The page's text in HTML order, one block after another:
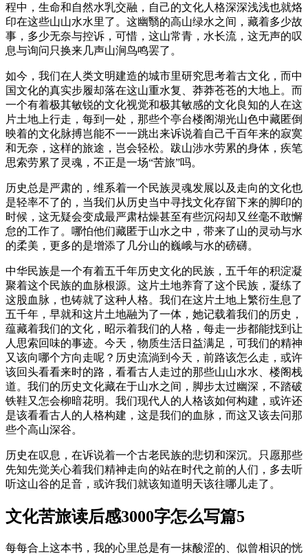
程中，生命和自然水乳交融，自己的文化人格深深浅浅也就烙
印在这些山山水水里了。这幽翳的高山绿水之间，藏着多少故
事，多少无奈与控诉，可惜，这山常青，水长流，这无声的叹
息与询问只换来几声山涧鸟鸣罢了。
如今，我们在人类文明建造的城市里研究思考着古文化，而中
国文化的真实步履却落在这山重水复、莽莽苍苍的大地上。而
一个有着极其敏锐的文化视觉和极其敏感的文化良知的人在这
片土地上行走，每到一处，那些个亭台楼阁湖光山色中藏匿倒
映着的文化脉搏岂能不一一跳出来诉说着自己千百年来的寂寞
和无奈，这样的旅途，岂会轻松。跋山涉水劳累的身体，疾笔
思索劳累了灵魂，不正是一场“苦旅”吗。
历史总是严肃的，维系着一个民族灵魂发展以及走向的文化也
是轻率不了的，当我们从历史当中寻找文化存留下来的脚印的
时候，这无疑会变成最严肃枯燥甚至有些沉闷却又丝毫不敢懈
怠的工作了。哪怕他们藏匿于山水之中，带来了山的灵动与水
的柔美，更多的是增添了几分山的巍峨与水的磅礴。
中华民族是一个有着五千年历史文化的民族，五千年的积淀凝
聚着这个民族的血脉根源。这片土地养育了这个民族，凝练了
这股血脉，也铸就了这种人格。我们在这片土地上繁衍生息了
五千年，早就和这片土地融为了一体，她记载着我们的历史，
蕴藏着我们的文化，昭示着我们的人格，每走一步都能找到让
人思索回味的事迹。今天，物质生活日益满足，可我们的精神
又该向哪个方向走呢？历史流淌到今天，前路该怎么走，或许
该回头看看来时的路，看看古人走过的那些山山水水、楼阁栈
道。我们的历史文化藏在于山水之间，脚步太过幽深，不踏破
铁鞋又怎会柳暗花明。我们现代人的人格该如何构建，或许还
是该看看古人的人格构建，这是我们的血脉，而这又该去问那
些个高山深谷。
历史在叹息，在诉说着一个古老民族的悲切和深沉。只愿那些
先知先觉关心着我们精神走向的站在时代之前的人们，多去听
听这山谷的足音，或许我们就该知道明天该往哪儿走了。
文化苦旅读后感3000字怎么写篇5
每每合上这本书，我的心里总是有一抹酸涩的、似曾相识的恍